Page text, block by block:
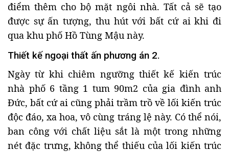
điểm thêm cho bộ mặt ngôi nhà. Tất cả sẽ tạo
được sự ấn tượng, thu hút với bất cứ ai khi đi
qua khu phố Hồ Tùng Mậu này.
Thiết kế ngoại thất ấn phương án 2.
Ngày từ khi chiêm ngưỡng thiết kế kiến trúc
nhà phố 6 tầng 1 tum 90m2 của gia đình anh
Đức, bất cứ ai cũng phải trầm trồ về lối kiến trúc
độc đáo, xa hoa, vô cùng tráng lệ này. Có thể nói,
ban công với chất liệu sắt là một trong những
nét đặc trưng, không thể thiếu của lối kiến trúc